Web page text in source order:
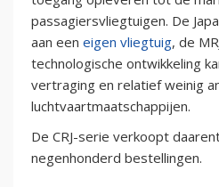
passagiersvliegtuigen. De
aan een eigen vliegtuig, de
technologische ontwikkeling
vertraging en relatief weinig
luchtvaartmaatschappijen.
De CRJ-serie verkoopt
negenhonderd bestellingen.